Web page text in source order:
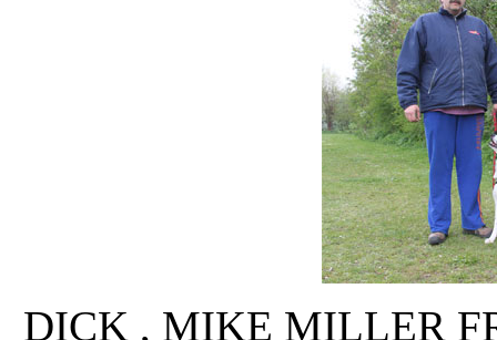
DICK , MIKE MILLER